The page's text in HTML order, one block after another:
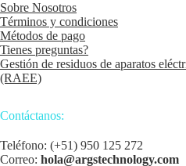
Sobre Nosotros
Términos y condiciones
Métodos de pago
Tienes preguntas?
Gestión de residuos de aparatos
(RAEE)
Contáctanos:
Teléfono: (+51) 950 125 272
Correo: hola@argstechnology.com